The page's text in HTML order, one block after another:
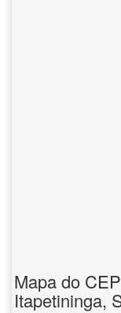
Mapa do
Itapetininga,